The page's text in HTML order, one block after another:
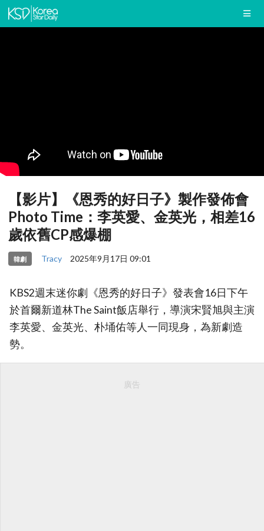
【影片】《恩秀的好日子》製作發佈會
Photo Time：李英愛、金英光，相差16
歲依舊CP感爆棚
韓劇 Tracy 2025年9月17日 09:01
KBS2週末迷你劇《恩秀的好日子》發表會16日下午
於首爾新道林The Saint飯店舉行，導演宋賢旭與主演
李英愛、金英光、朴埇佑等人一同現身，為新劇造
勢。
廣告